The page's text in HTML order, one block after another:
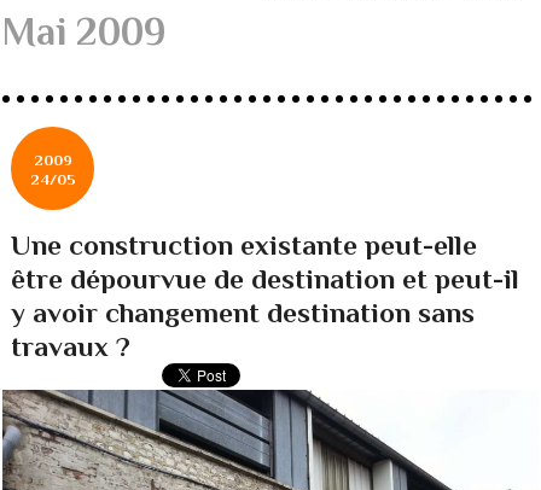
Mai 2009
2009
24/05
Une construction existante peut-elle
être dépourvue de destination et peut-il
y avoir changement destination sans
travaux ?